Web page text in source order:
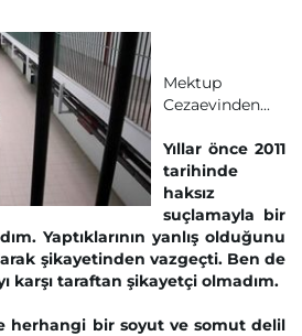
Mektup
Cezaevinden...
Yıllar önce 2011
tarihinde
haksız
suçlamayla bir
Yaptıklarının yanlış olduğunu
şikayetinden vazgeçti. Ben de
karşı taraftan şikayetçi olmadım.
herhangi bir soyut ve somut delil